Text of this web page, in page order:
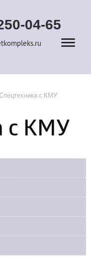
04-65
с КМУ
с КМУ